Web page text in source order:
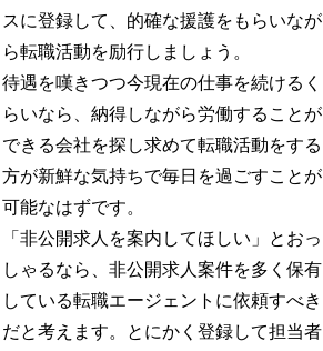
スに登録して、的確な援護をもらいなが
ら転職活動を励行しましょう。
待遇を嘆きつつ今現在の仕事を続けるく
らいなら、納得しながら労働することが
できる会社を探し求めて転職活動をする
方が新鮮な気持ちで毎日を過ごすことが
可能なはずです。
「非公開求人を案内してほしい」とおっ
しゃるなら、非公開求人案件を多く保有
している転職エージェントに依頼すべき
だと考えます。とにかく登録して担当者